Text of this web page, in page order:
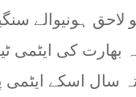
لاحق ہونیوالے
بھارت کی ایٹمی
سال اسکے ایٹمی